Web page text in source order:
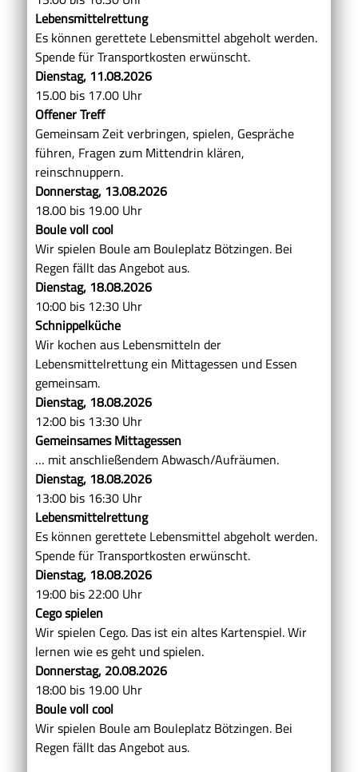
Lebensmittelrettung
Es können gerettete Lebensmittel abgeholt werden.
Spende für Transportkosten erwünscht.
Dienstag, 11.08.2026
15.00 bis 17.00 Uhr
Offener Treff
Gemeinsam Zeit verbringen, spielen, Gespräche
führen, Fragen zum Mittendrin klären,
reinschnuppern.
Donnerstag, 13.08.2026
18.00 bis 19.00 Uhr
Boule voll cool
Wir spielen Boule am Bouleplatz Bötzingen. Bei
Regen fällt das Angebot aus.
Dienstag, 18.08.2026
10:00 bis 12:30 Uhr
Schnippelküche
Wir kochen aus Lebensmitteln der
Lebensmittelrettung ein Mittagessen und Essen
gemeinsam.
Dienstag, 18.08.2026
12:00 bis 13:30 Uhr
Gemeinsames Mittagessen
… mit anschließendem Abwasch/Aufräumen.
Dienstag, 18.08.2026
13:00 bis 16:30 Uhr
Lebensmittelrettung
Es können gerettete Lebensmittel abgeholt werden.
Spende für Transportkosten erwünscht.
Dienstag, 18.08.2026
19:00 bis 22:00 Uhr
Cego spielen
Wir spielen Cego. Das ist ein altes Kartenspiel. Wir
lernen wie es geht und spielen.
Donnerstag, 20.08.2026
18:00 bis 19.00 Uhr
Boule voll cool
Wir spielen Boule am Bouleplatz Bötzingen. Bei
Regen fällt das Angebot aus.